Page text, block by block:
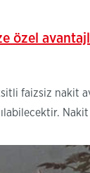
özel
faizsiz
Nakit